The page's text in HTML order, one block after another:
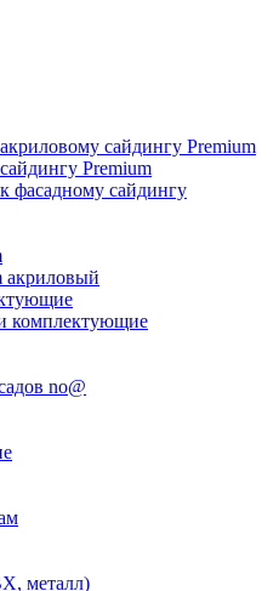
сайдингу Premium
Premium
фасадному сайдингу
акриловый
комплектующие
no@
металл)